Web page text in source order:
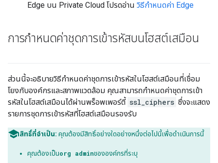
Edge บน Private Cloud โปรดอ่าน วิธีกำหนดค่า Edge
การกำหนดค่าชุดการเข้ารหัสบนโฮสต์เสมือน
ส่วนนี้จะอธิบายวิธีกำหนดค่าชุดการเข้ารหัสในโฮสต์เสมือนที่เชื่อม
โยงกับองค์กรและสภาพแวดล้อม คุณสามารถกำหนดค่าชุดการเข้า
รหัสในโฮสต์เสมือนได้ผ่านพร็อพเพอร์ตี้ ssl_ciphers ซึ่งจะแสดง
รายการชุดการเข้ารหัสที่โฮสต์เสมือนรองรับ
สิทธิ์ที่จำเป็น: คุณต้องมีสิทธิ์อย่างใดอย่างหนึ่งต่อไปนี้เพื่อดำเนินการนี้
คุณต้องเป็นorg adminขององค์กรที่ระบุ